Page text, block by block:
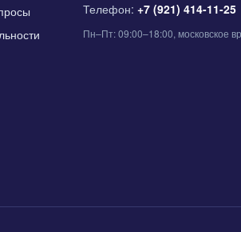
Телефон: +7 (921) 414-11-25
Пн–Пт: 09:00–18:00, московское